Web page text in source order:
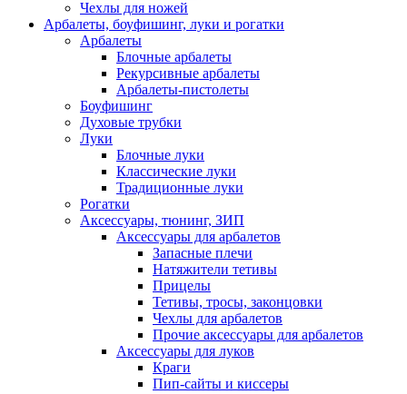
Чехлы для ножей
Арбалеты, боуфишинг, луки и рогатки
Арбалеты
Блочные арбалеты
Рекурсивные арбалеты
Арбалеты-пистолеты
Боуфишинг
Духовые трубки
Луки
Блочные луки
Классические луки
Традиционные луки
Рогатки
Аксессуары, тюнинг, ЗИП
Аксессуары для арбалетов
Запасные плечи
Натяжители тетивы
Прицелы
Тетивы, тросы, законцовки
Чехлы для арбалетов
Прочие аксессуары для арбалетов
Аксессуары для луков
Краги
Пип-сайты и киссеры